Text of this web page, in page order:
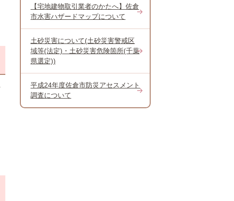
【宅地建物取引業者のかたへ】佐倉
市水害ハザードマップについて
土砂災害について(土砂災害警戒区
域等(法定)・土砂災害危険箇所(千葉
県選定))
平成24年度佐倉市防災アセスメント
調査について